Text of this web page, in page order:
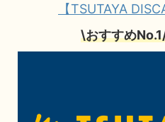
【TSUTAYA
\おすすめ